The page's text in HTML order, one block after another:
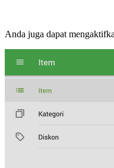
Anda juga dapat